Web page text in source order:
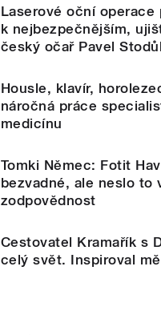
Laserové oční operace
k nejbezpečnějším,
český očař Pavel
Housle, klavír,
náročná práce
medicínu
Tomki Němec: Fotit
bezvadné, ale neslo to
zodpovědnost
Cestovatel Kramařík s
celý svět. Inspiroval